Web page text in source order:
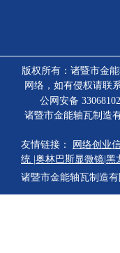
版权所有：诸暨市金
网络，如有侵权请联
公网安备
诸暨市金能轴瓦制造
友情链接：
网络创业
统 奥林巴斯显微镜 黑
诸暨市金能轴瓦制造有